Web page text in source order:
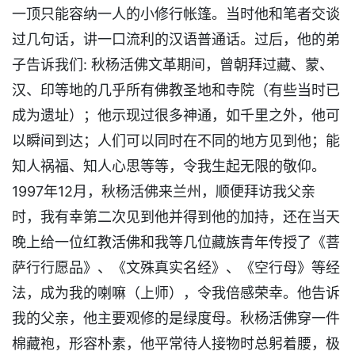
一顶只能容纳一人的小修行帐篷。当时他和笔者交谈
过几句话，讲一口流利的汉语普通话。过后，他的弟
子告诉我们: 秋杨活佛文革期间，曾朝拜过藏、蒙、
汉、印等地的几乎所有佛教圣地和寺院（有些当时已
成为遗址）；他示现过很多神通，如千里之外，他可
以瞬间到达；人们可以同时在不同的地方见到他；能
知人祸福、知人心思等等，令我生起无限的敬仰。
1997年12月，秋杨活佛来兰州，顺便拜访我父亲
时，我有幸第二次见到他并得到他的加持，还在当天
晚上给一位红教活佛和我等几位藏族青年传授了《菩
萨行行愿品》、《文殊真实名经》、《空行母》等经
法，成为我的喇嘛（上师），令我倍感荣幸。他告诉
我的父亲，他主要观修的是绿度母。秋杨活佛穿一件
棉藏袍，形容朴素，他平常待人接物时总躬着腰，极